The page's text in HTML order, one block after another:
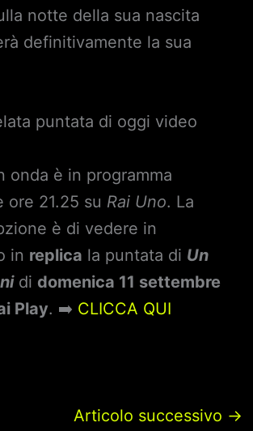
notte della sua nascita
definitivamente la sua
puntata di oggi video
onda è in programma
ore 21.25 su Rai Uno. La
è di vedere in
in replica la puntata di Un
di domenica 11 settembre
Play. ➡️ CLICCA QUI
Articolo successivo →